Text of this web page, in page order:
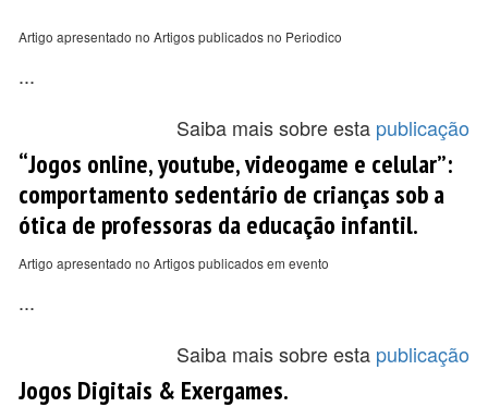
Artigo apresentado no Artigos publicados no Periodico
...
Saiba mais sobre esta publicação
“Jogos online, youtube, videogame e celular”:
comportamento sedentário de crianças sob a
ótica de professoras da educação infantil.
Artigo apresentado no Artigos publicados em evento
...
Saiba mais sobre esta publicação
Jogos Digitais & Exergames.